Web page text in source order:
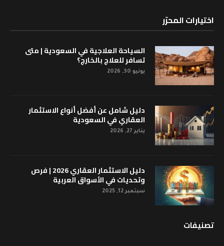
اختيارات المحرّر
السياحة العلاجية في السعودية | متى
تسافر للعلاج بالخارج؟
يونيو 30, 2026
دليل شامل عن أفضل أنواع الاستثمار
العقاري في السعودية
يناير 27, 2026
دليل الاستثمار العقاري 2026 | فرص
وتحديات في الأسواق العربية
سبتمبر 12, 2025
تصنيفات